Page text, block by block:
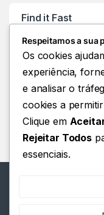
Find it Fast
Customer Care
Respeitamos a sua
Os cookies
experiência,
e analisar o
cookies a
Clique em
Rejeitar Todos
essenciais.